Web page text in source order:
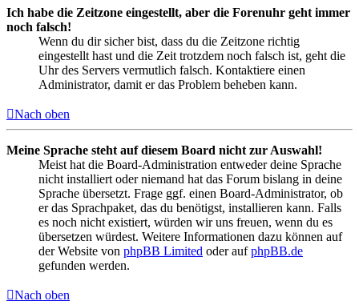
Ich habe die Zeitzone eingestellt, aber die Forenuhr geht immer
noch falsch!
Wenn du dir sicher bist, dass du die Zeitzone richtig
eingestellt hast und die Zeit trotzdem noch falsch ist, geht die
Uhr des Servers vermutlich falsch. Kontaktiere einen
Administrator, damit er das Problem beheben kann.
Nach oben
Meine Sprache steht auf diesem Board nicht zur Auswahl!
Meist hat die Board-Administration entweder deine Sprache
nicht installiert oder niemand hat das Forum bislang in deine
Sprache übersetzt. Frage ggf. einen Board-Administrator, ob
er das Sprachpaket, das du benötigst, installieren kann. Falls
es noch nicht existiert, würden wir uns freuen, wenn du es
übersetzen würdest. Weitere Informationen dazu können auf
der Website von phpBB Limited oder aufphpBB.de
gefunden werden.
Nach oben